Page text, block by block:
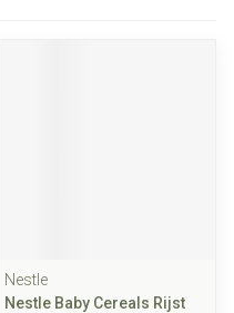
Nestle
Nestle Baby Cereals Rijst